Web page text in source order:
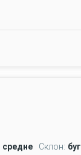
средне Склон: